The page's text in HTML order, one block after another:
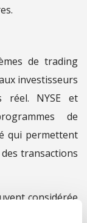
de trading
investisseurs
réel. NYSE et
de
qui permettent
transactions
considérée
les grandes